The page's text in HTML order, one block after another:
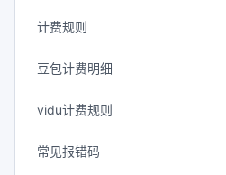
计费规则
豆包计费明细
vidu计费规则
常见报错码